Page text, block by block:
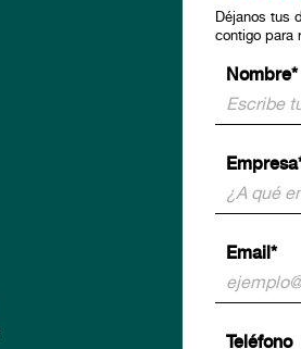
Déjanos tus
contigo para
Nombre*
Email*
Teléfono